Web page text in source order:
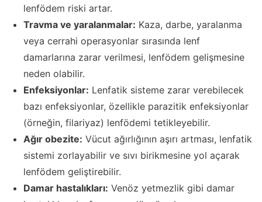
lenfödem riski artar.
Travma ve yaralanmalar: Kaza, darbe, yaralanma
veya cerrahi operasyonlar sırasında lenf
damarlarına zarar verilmesi, lenfödem gelişmesine
neden olabilir.
Enfeksiyonlar: Lenfatik sisteme zarar verebilecek
bazı enfeksiyonlar, özellikle parazitik enfeksiyonlar
(örneğin, filariyaz) lenfödemi tetikleyebilir.
Ağır obezite: Vücut ağırlığının aşırı artması, lenfatik
sistemi zorlayabilir ve sıvı birikmesine yol açarak
lenfödem geliştirebilir.
Damar hastalıkları: Venöz yetmezlik gibi damar